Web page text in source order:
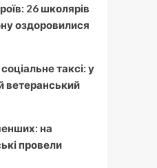
26 школярів
оздоровилися
таксі: у
ветеранський
на
провели